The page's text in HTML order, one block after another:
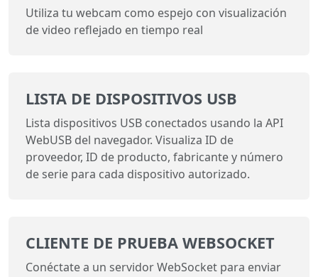
Utiliza tu webcam como espejo con visualización
de video reflejado en tiempo real
LISTA DE DISPOSITIVOS USB
Lista dispositivos USB conectados usando la API
WebUSB del navegador. Visualiza ID de
proveedor, ID de producto, fabricante y número
de serie para cada dispositivo autorizado.
CLIENTE DE PRUEBA WEBSOCKET
Conéctate a un servidor WebSocket para enviar